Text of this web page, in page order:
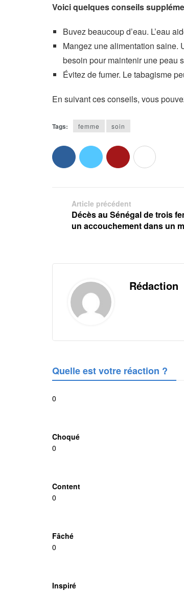
Voici quelques conseils
Buvez beaucoup d’eau. L’eau
Mangez une alimentation saine.
besoin pour maintenir une peau
Évitez de fumer. Le tabagisme
En suivant ces conseils, vous
Tags: femme soin
Article précédent
Décès au Sénégal de trois
un accouchement dans un
Rédaction
Quelle est votre réaction ?
0
Choqué
0
Content
0
Fâché
0
Inspiré